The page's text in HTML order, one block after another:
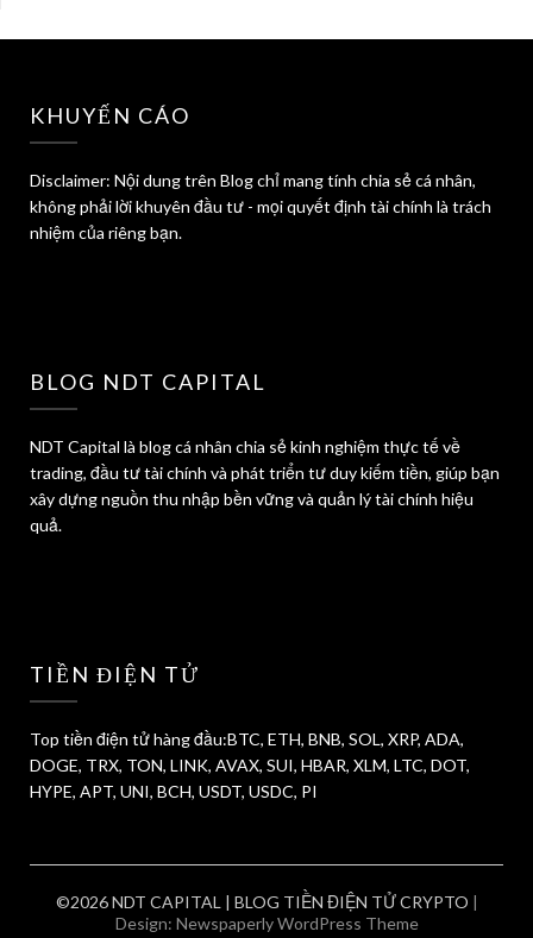
KHUYẾN CÁO
Disclaimer: Nội dung trên Blog chỉ mang tính chia sẻ cá nhân,
không phải lời khuyên đầu tư - mọi quyết định tài chính là trách
nhiệm của riêng bạn.
BLOG NDT CAPITAL
NDT Capital là blog cá nhân chia sẻ kinh nghiệm thực tế về
trading, đầu tư tài chính và phát triển tư duy kiếm tiền, giúp bạn
xây dựng nguồn thu nhập bền vững và quản lý tài chính hiệu
quả.
TIỀN ĐIỆN TỬ
Top tiền điện tử hàng đầu:BTC, ETH, BNB, SOL, XRP, ADA,
DOGE, TRX, TON, LINK, AVAX, SUI, HBAR, XLM, LTC, DOT,
HYPE, APT, UNI, BCH, USDT, USDC, PI
©2026 NDT CAPITAL | BLOG TIỀN ĐIỆN TỬ CRYPTO |
Design: Newspaperly WordPress Theme